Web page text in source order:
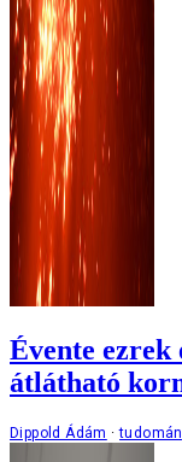
Évente ezrek
átlátható
Dippold Ádám